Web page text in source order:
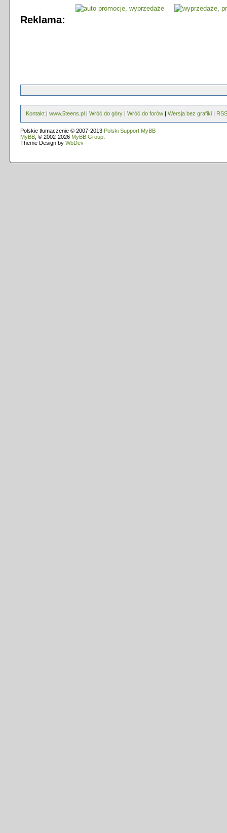
Reklama:
Kontakt | www.5teens.pl | Wróć do góry | Wróć do forów | Wersja bez grafiki | RSS
Polskie tłumaczenie © 2007-2013 Polski Support MyBB
MyBB , © 2002-2026 MyBB Group
Theme Design by WbDev